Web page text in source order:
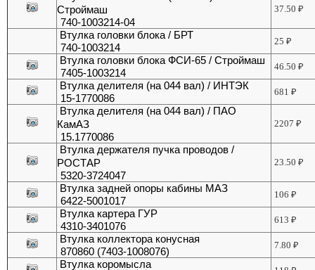
Строймаш
740-1003214-04
37.50₽
Втулка головки блока / БРТ
740-1003214
25₽
Втулка головки блока ФСИ-65 / Строймаш
7405-1003214
46.50₽
Втулка делителя (на 044 вал) / ИНТЭК
15-1770086
681₽
Втулка делителя (на 044 вал) / ПАО
КамАЗ
15.1770086
2207₽
Втулка держателя пучка проводов /
РОСТАР
5320-3724047
23.50₽
Втулка задней опоры кабины МАЗ
6422-5001017
106₽
Втулка картера ГУР
4310-3401076
613₽
Втулка коллектора конусная
870860 (7403-1008076)
7.80₽
Втулка коромысла